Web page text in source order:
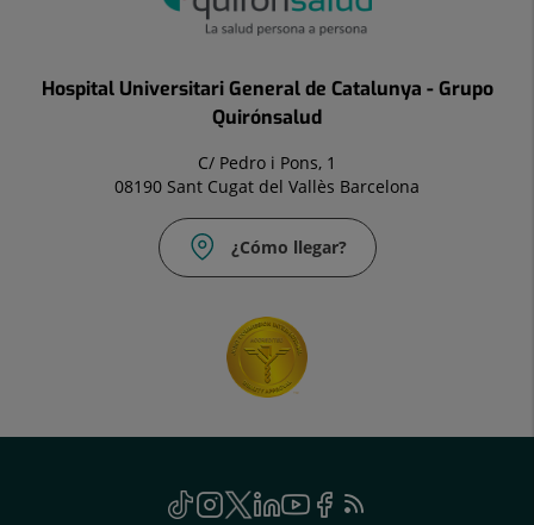
Hospital Universitari General de Catalunya - Grupo
Quirónsalud
C/ Pedro i Pons, 1
08190 Sant Cugat del Vallès Barcelona
¿Cómo llegar?
TikTok
EsteInstagram
EsteTwitter
EsteLinkedin
EsteYoutube
EsteFacebook
Este Feed
Este